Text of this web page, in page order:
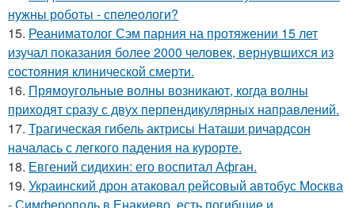
нужны роботы - спелеологи?
15. Реаниматолог Сэм парния на протяжении 15 лет
изучал показания более 2000 человек, вернувшихся из
состояния клинической смерти.
16. Прямоугольные волны возникают, когда волны
приходят сразу с двух перпендикулярных направлений.
17. Трагическая гибель актрисы Наташи ричардсон
началась с легкого падения на курорте.
18. Евгений сидихин: его воспитал Афган.
19. Украинский дрон атаковал рейсовый автобус Москва